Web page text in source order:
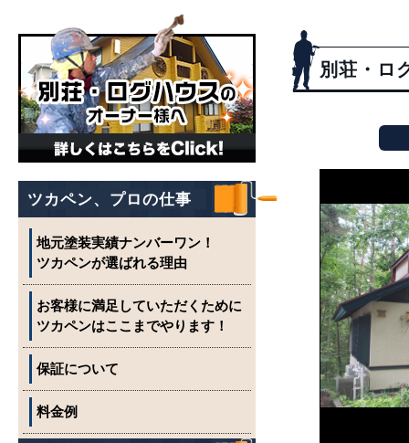
ツカペン、プロの仕事
地元塗装実績ナンバーワン！
ツカペンが選ばれる理由
お客様に満足していただくために
ツカペンはここまでやります！
保証について
料金例
別荘・ロ